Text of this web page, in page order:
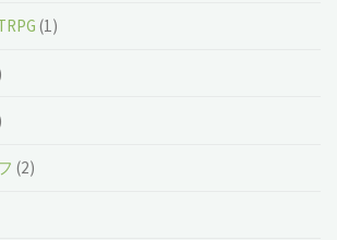
(1)
(2)